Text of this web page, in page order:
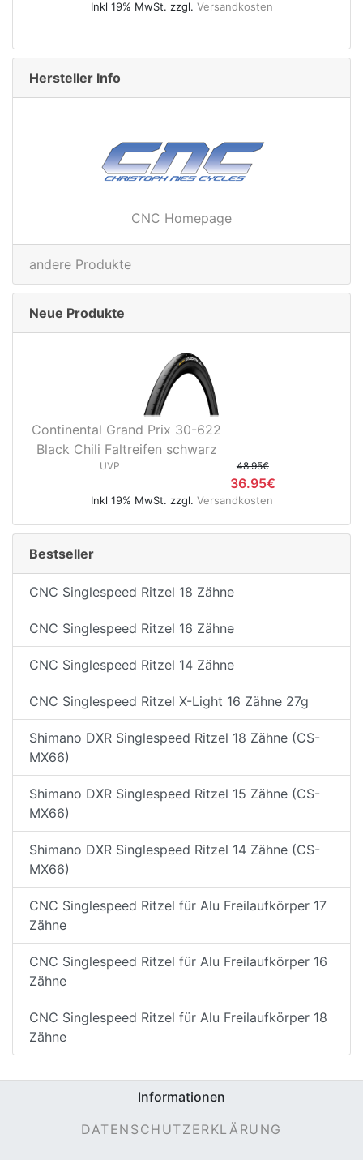
49.95€
Hersteller Info
CNC Homepage
andere Produkte
Neue Produkte
Continental Grand Prix 30-622
Black Chili Faltreifen schwarz
UVP 48.95€
36.95€
Inkl 19% MwSt. zzgl. Versandkosten
Bestseller
CNC Singlespeed Ritzel 18 Zähne
CNC Singlespeed Ritzel 16 Zähne
CNC Singlespeed Ritzel 14 Zähne
CNC Singlespeed Ritzel X-Light 16 Zähne 27g
Shimano DXR Singlespeed Ritzel 18 Zähne (CS-
MX66)
Shimano DXR Singlespeed Ritzel 15 Zähne (CS-
MX66)
Shimano DXR Singlespeed Ritzel 14 Zähne (CS-
MX66)
CNC Singlespeed Ritzel für Alu Freilaufkörper 17
Zähne
CNC Singlespeed Ritzel für Alu Freilaufkörper 16
Zähne
CNC Singlespeed Ritzel für Alu Freilaufkörper 18
Zähne
Informationen
DATENSCHUTZERKLÄRUNG